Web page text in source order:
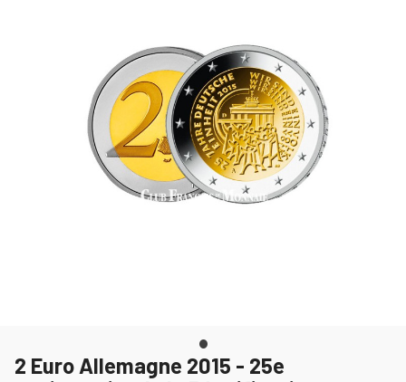
2 Euro Allemagne 2015 - 25e